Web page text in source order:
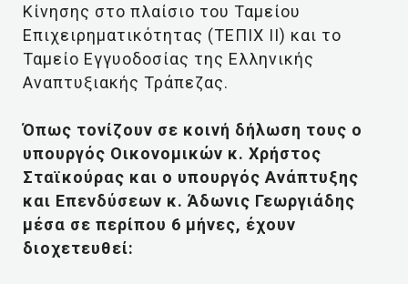
Κίνησης στο πλαίσιο του Ταμείου
Επιχειρηματικότητας (ΤΕΠΙΧ ΙΙ) και το
Ταμείο Εγγυοδοσίας της Ελληνικής
Αναπτυξιακής Τράπεζας.
Όπως τονίζουν σε κοινή δήλωση τους ο
υπουργός Οικονομικών κ. Χρήστος
Σταϊκούρας και ο υπουργός Ανάπτυξης
και Επενδύσεων κ. Άδωνις Γεωργιάδης
μέσα σε περίπου 6 μήνες, έχουν
διοχετευθεί: